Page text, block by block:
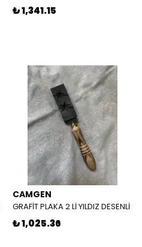
₺ 1,341.15
CAMGEN
GRAFİT PLAKA 2 Lİ YILDIZ DESENLİ
₺ 1,025.36